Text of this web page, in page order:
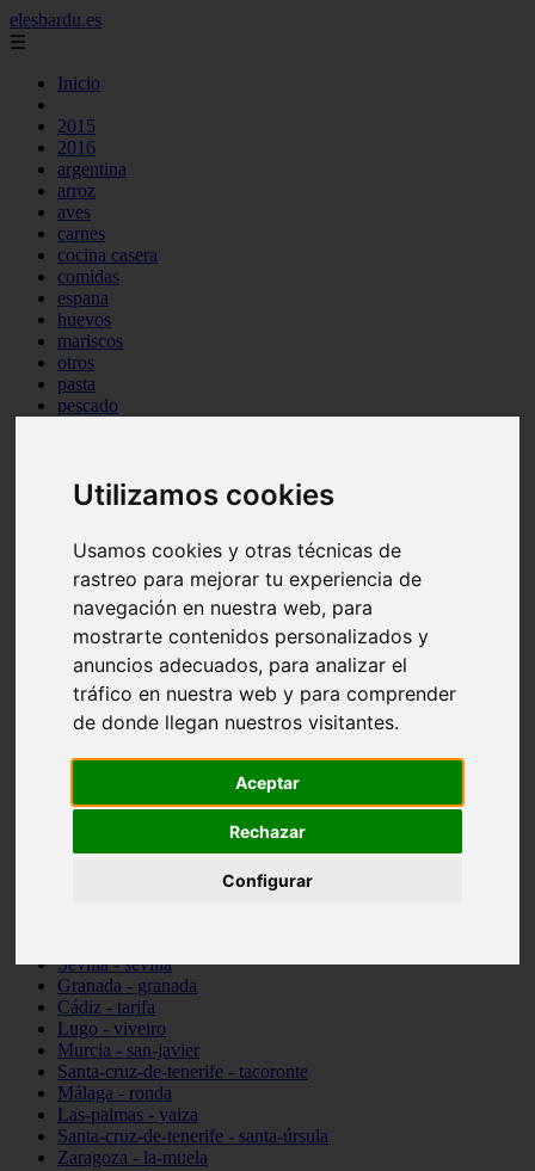
Utilizamos cookies
Usamos cookies y otras técnicas de
rastreo para mejorar tu experiencia de
navegación en nuestra web, para
mostrarte contenidos personalizados y
anuncios adecuados, para analizar el
tráfico en nuestra web y para comprender
de donde llegan nuestros visitantes.
Aceptar
Rechazar
Configurar
elesbardu.es
☰
Inicio
2015
2016
argentina
arroz
aves
carnes
cocina casera
comidas
espana
huevos
mariscos
otros
pasta
pescado
tag
venezuela
vocabulario de cocina
Madrid - pozuelo-de-alarcón
Teruel - sarrión
Cádiz - algodonales
Illes-balears - inca
Madrid - madrid
Málaga - torremolinos
Asturias - oviedo
Cádiz - el-puerto-de-santa-maría
Málaga - marbella
Barcelona - barcelona
Sevilla - sevilla
Granada - granada
Cádiz - tarifa
Lugo - viveiro
Murcia - san-javier
Santa-cruz-de-tenerife - tacoronte
Málaga - ronda
Las-palmas - yaiza
Santa-cruz-de-tenerife - santa-úrsula
Zaragoza - la-muela